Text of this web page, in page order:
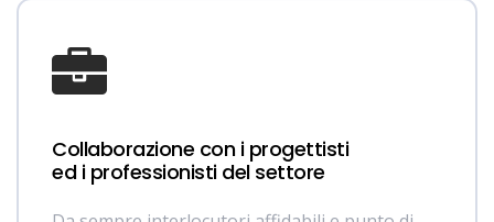
Collaborazione con i progettisti
ed i professionisti del settore